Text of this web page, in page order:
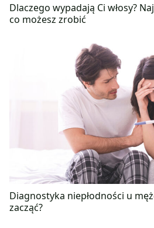
Dlaczego wypadają Ci włosy?
co możesz zrobić
Diagnostyka niepłodności u
zacząć?